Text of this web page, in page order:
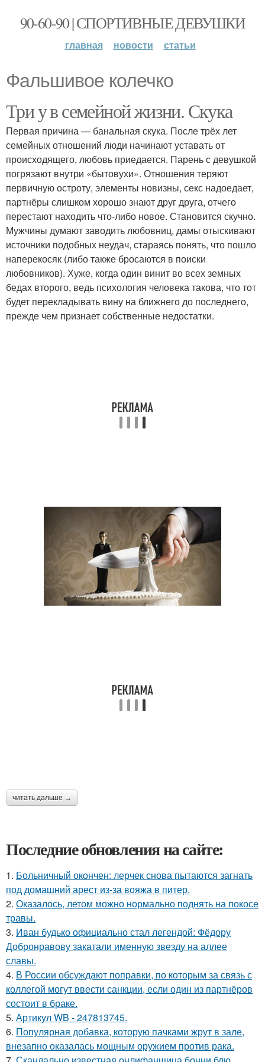
90-60-90 | СПОРТИВНЫЕ ДЕВУШКИ
главная новости статьи
Фальшивое колечко
Три у в семейной жизни. Скука
Первая причина — банальная скука. После трёх лет
семейных отношений люди начинают уставать от
происходящего, любовь приедается. Парень с девушкой
погрязают внутри «бытовухи». Отношения теряют
первичную остроту, элементы новизны, секс надоедает,
партнёры слишком хорошо знают друг друга, отчего
перестают находить что-либо новое. Становится скучно.
Мужчины думают заводить любовниц, дамы отыскивают
источники подобных неудач, стараясь понять, что пошло
наперекосяк (либо также бросаются в поиски
любовников). Хуже, когда один винит во всех земных
бедах второго, ведь психология человека такова, что тот
будет перекладывать вину на ближнего до последнего,
прежде чем признает собственные недостатки.
читать дальше →
Последние обновления на сайте:
1. Больничный окончен: лерчек снова пытаются загнать
под домашний арест из-за вояжа в питер.
2. Оказалось, летом можно нормально поднять на покосе
травы.
3. Иван будько официально стал легендой: Фёдору
Добронравову закатали именную звезду на аллее
славы.
4. В России обсуждают поправки, по которым за связь с
коллегой могут ввести санкции, если один из партнёров
состоит в браке.
5. Артикул WB - 247813745.
6. Популярная добавка, которую пачками жрут в зале,
внезапно оказалась мощным оружием против рака.